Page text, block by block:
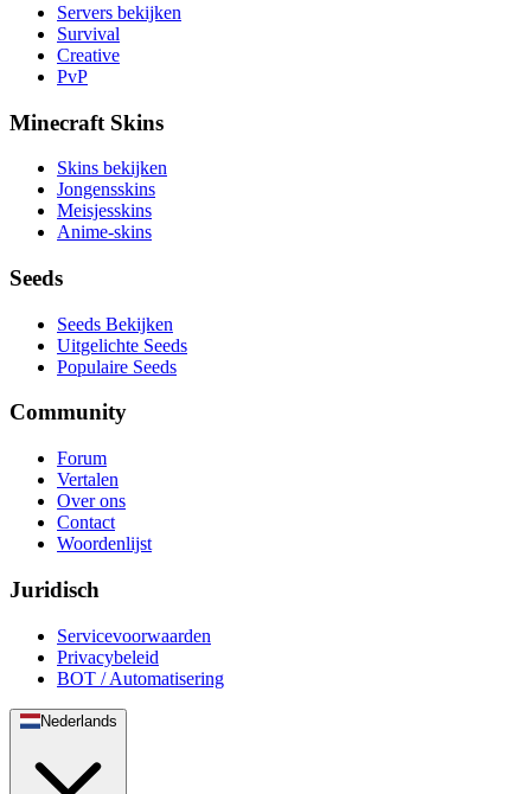
Servers bekijken
Survival
Creative
PvP
Minecraft Skins
Skins bekijken
Jongensskins
Meisjesskins
Anime-skins
Seeds
Seeds Bekijken
Uitgelichte Seeds
Populaire Seeds
Community
Forum
Vertalen
Over ons
Contact
Woordenlijst
Juridisch
Servicevoorwaarden
Privacybeleid
BOT / Automatisering
Nederlands